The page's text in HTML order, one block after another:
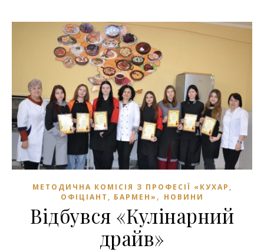
МЕТОДИЧНА КОМІСІЯ З ПРОФЕСІЇ «КУХАР,
ОФІЦІАНТ, БАРМЕН» , НОВИНИ
Відбувся «Кулінарний
драйв»